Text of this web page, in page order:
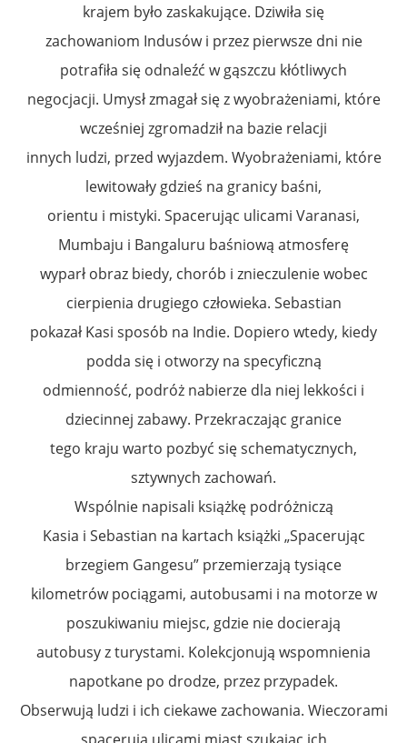
krajem było zaskakujące. Dziwiła się
zachowaniom Indusów i przez pierwsze dni nie
potrafiła się odnaleźć w gąszczu kłótliwych
negocjacji. Umysł zmagał się z wyobrażeniami, które
wcześniej zgromadził na bazie relacji
innych ludzi, przed wyjazdem. Wyobrażeniami, które
lewitowały gdzieś na granicy baśni,
orientu i mistyki. Spacerując ulicami Varanasi,
Mumbaju i Bangaluru baśniową atmosferę
wyparł obraz biedy, chorób i znieczulenie wobec
cierpienia drugiego człowieka. Sebastian
pokazał Kasi sposób na Indie. Dopiero wtedy, kiedy
podda się i otworzy na specyficzną
odmienność, podróż nabierze dla niej lekkości i
dziecinnej zabawy. Przekraczając granice
tego kraju warto pozbyć się schematycznych,
sztywnych zachowań.
Wspólnie napisali książkę podróżniczą
Kasia i Sebastian na kartach książki „Spacerując
brzegiem Gangesu” przemierzają tysiące
kilometrów pociągami, autobusami i na motorze w
poszukiwaniu miejsc, gdzie nie docierają
autobusy z turystami. Kolekcjonują wspomnienia
napotkane po drodze, przez przypadek.
Obserwują ludzi i ich ciekawe zachowania. Wieczorami